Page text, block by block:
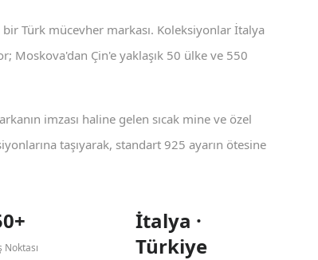
Türk mücevher markası. Koleksiyonlar İtalya
Moskova'dan Çin'e yaklaşık 50 ülke ve 550
imzası haline gelen sıcak mine ve özel
taşıyarak, standart 925 ayarın ötesine
Noktası
İtalya ·
Türkiye